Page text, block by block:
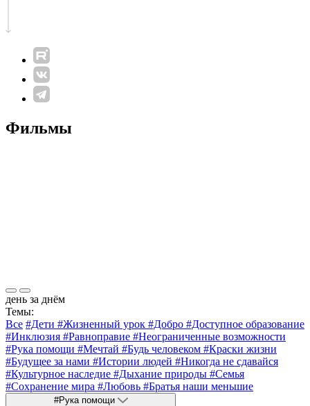
Фильмы
день за днём
Темы:
Все #Дети #Жизненный урок #Добро #Доступное образование
#Инклюзия #Равноправие #Неограниченные возможности
#Рука помощи #Мечтай #Будь человеком #Краски жизни
#Будущее за нами #Истории людей #Никогда не сдавайся
#Культурное наследие #Дыхание природы #Семья
#Сохранение мира #Любовь #Братья наши меньшие
#Рука помощи